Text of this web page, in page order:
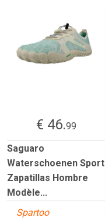
€ 46.99
Saguaro
Waterschoenen Sport
Zapatillas Hombre
Modèle...
Spartoo